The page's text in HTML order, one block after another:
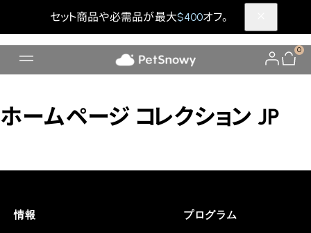
セット商品や必需品が最大$400オフ。
0
ホームページ コレクション JP
情報 プログラム